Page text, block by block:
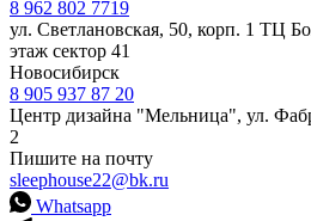
8 962 802 7719
ул. Светлановская, 50, корп. 1 ТЦ
этаж сектор 41
Новосибирск
8 905 937 87 20
Центр дизайна "Мельница", ул.
2
Пишите на почту
sleephouse22@bk.ru
Whatsapp